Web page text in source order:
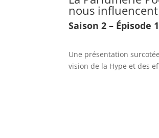
nous influencent
Saison 2 – Épisode
Une présentation
vision de la Hype et des